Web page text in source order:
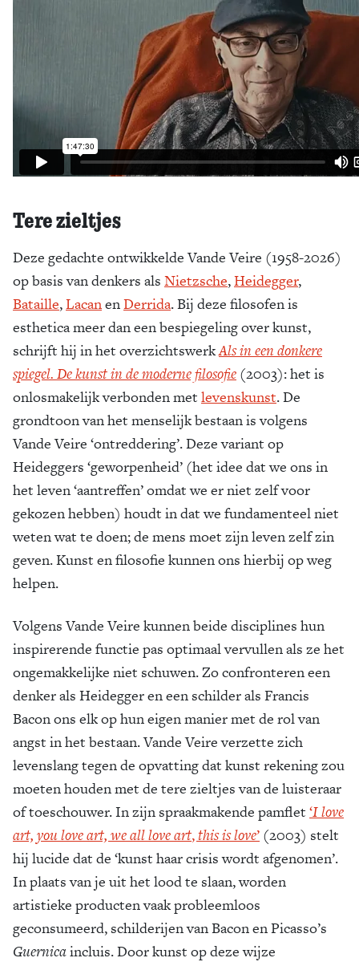
Tere zieltjes
Deze gedachte ontwikkelde Vande Veire (1958-2026)
op basis van denkers als Nietzsche,Heidegger,
Bataille,LacanenDerrida. Bij deze filosofen is
esthetica meer dan een bespiegeling over kunst,
schrijft hij in het overzichtswerkAls in een donkere
spiegel. De kunst in de moderne filosofie (2003): het is
onlosmakelijk verbonden met levenskunst. De
grondtoon van het menselijk bestaan is volgens
Vande Veire ‘ontreddering’. Deze variant op
Heideggers ‘geworpenheid’ (het idee dat we ons in
het leven ‘aantreffen’ omdat we er niet zelf voor
gekozen hebben) houdt in dat we fundamenteel niet
weten wat te doen; de mens moet zijn leven zelf zin
geven. Kunst en filosofie kunnen ons hierbij op weg
helpen.
Volgens Vande Veire kunnen beide disciplines hun
inspirerende functie pas optimaal vervullen als ze het
ongemakkelijke niet schuwen. Zo confronteren een
denker als Heidegger en een schilder als Francis
Bacon ons elk op hun eigen manier met de rol van
angst in het bestaan. Vande Veire verzette zich
levenslang tegen de opvatting dat kunst rekening zou
moeten houden met de tere zieltjes van de luisteraar
of toeschouwer. In zijn spraakmakende pamflet ‘I love
art, you love art, we all love art,this is love’ (2003) stelt
hij lucide dat de ‘kunst haar crisis wordt afgenomen’.
In plaats van je uit het lood te slaan, worden
artistieke producten vaak probleemloos
geconsumeerd, schilderijen van Bacon en Picasso’s
Guernicaincluis. Door kunst op deze wijze